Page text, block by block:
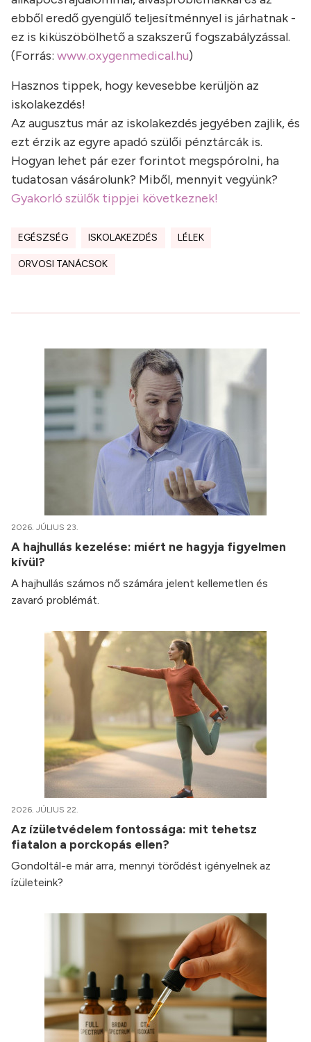
ebből eredő gyengülő teljesítménnyel is járhatnak -
ez is kiküszöbölhető a szakszerű fogszabályzással.
(Forrás: www.oxygenmedical.hu)
Hasznos tippek, hogy kevesebbe kerüljön az
iskolakezdés!
Az augusztus már az iskolakezdés jegyében zajlik, és
ezt érzik az egyre apadó szülői pénztárcák is.
Hogyan lehet pár ezer forintot megspórolni, ha
tudatosan vásárolunk? Miből, mennyit vegyünk?
Gyakorló szülők tippjei következnek!
EGÉSZSÉG ISKOLAKEZDÉS LÉLEK
ORVOSI TANÁCSOK
2026. JÚLIUS 23.
A hajhullás kezelése: miért ne hagyja figyelmen
kívül?
A hajhullás számos nő számára jelent kellemetlen és
zavaró problémát.
2026. JÚLIUS 22.
Az ízületvédelem fontossága: mit tehetsz
fiatalon a porckopás ellen?
Gondoltál-e már arra, mennyi törődést igényelnek az
ízületeink?